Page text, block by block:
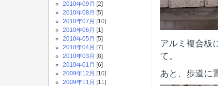
2010年09月 [2]
2010年08月 [5]
2010年07月 [10]
2010年06月 [1]
2010年05月 [5]
2010年04月 [7]
2010年03月 [8]
2010年01月 [6]
2009年12月 [10]
2009年11月 [11]
アルミ複合板
て。
あと、歩道に